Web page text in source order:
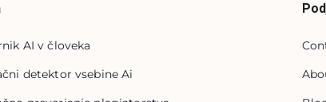
AI v človeka
detektor vsebine Ai